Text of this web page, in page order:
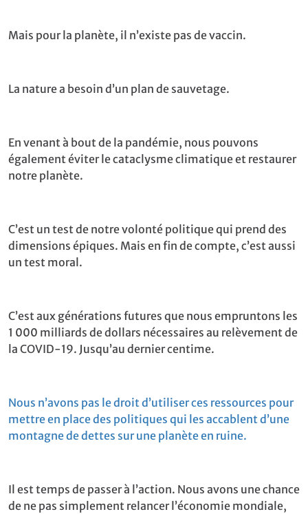
Mais pour la planète, il n’existe pas de vaccin.
La nature a besoin d’un plan de sauvetage.
En venant à bout de la pandémie, nous pouvons
également éviter le cataclysme climatique et restaurer
notre planète.
C’est un test de notre volonté politique qui prend des
dimensions épiques. Mais en fin de compte, c’est aussi
un test moral.
C’est aux générations futures que nous empruntons les
1 000 milliards de dollars nécessaires au relèvement de
la COVID-19. Jusqu’au dernier centime.
Nous n’avons pas le droit d’utiliser ces ressources pour
mettre en place des politiques qui les accablent d’une
montagne de dettes sur une planète en ruine.
Il est temps de passer à l’action. Nous avons une chance
de ne pas simplement relancer l’économie mondiale,